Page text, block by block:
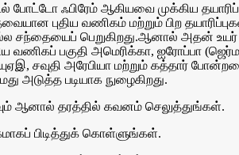
போட்டோ ஃபிரேம் ஆகியவை முக்கிய
புதிய வணிகம் மற்றும் பிற
சந்தையைப் பெறுகிறது.ஆனால் அதன் உயர்
பகுதி அமெரிக்கா, ஐரோப்பா
சவுதி அரேபியா மற்றும் கத்தார்
அடுத்த படியாக நுழைகிறது.
ஆனால் தரத்தில் கவனம் செலுத்துங்கள்.
பிடித்துக் கொள்ளுங்கள்.